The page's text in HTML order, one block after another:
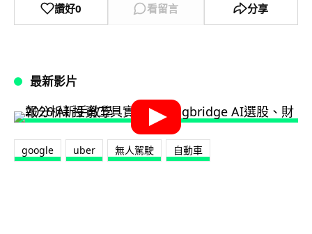
讚好0 看留言 分享
最新影片
google uber 無人駕駛 自動車